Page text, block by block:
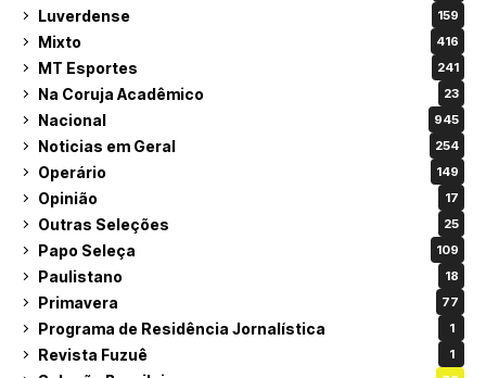
Luverdense 159
Mixto 416
MT Esportes 241
Na Coruja Acadêmico 23
Nacional 945
Noticias em Geral 254
Operário 149
Opinião 17
Outras Seleções 25
Papo Seleça 109
Paulistano 18
Primavera 77
Programa de Residência Jornalística 1
Revista Fuzuê 1